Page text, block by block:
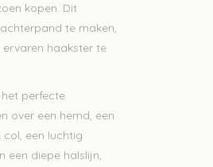
kopen. Dit
te maken,
haakster te
perfecte
over een hemd, een
een luchtig
een diepe halslijn,